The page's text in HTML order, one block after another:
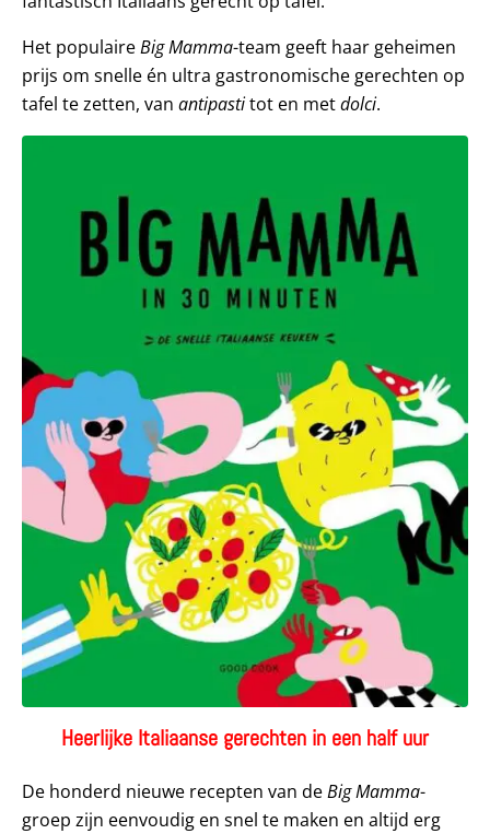
Het populaireBig Mamma-team geeft haar geheimen
prijs om snelle én ultra gastronomische gerechten op
tafel te zetten, van antipastitot en metdolci.
Heerlijke Italiaanse gerechten in een half uur
De honderd nieuwe recepten van deBig Mamma-
groep zijn eenvoudig en snel te maken en altijd erg